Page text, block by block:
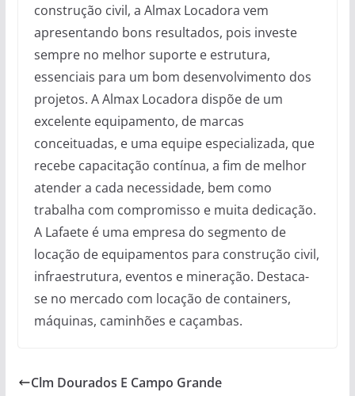
construção civil, a Almax Locadora vem
apresentando bons resultados, pois investe
sempre no melhor suporte e estrutura,
essenciais para um bom desenvolvimento dos
projetos. A Almax Locadora dispõe de um
excelente equipamento, de marcas
conceituadas, e uma equipe especializada, que
recebe capacitação contínua, a fim de melhor
atender a cada necessidade, bem como
trabalha com compromisso e muita dedicação.
A Lafaete é uma empresa do segmento de
locação de equipamentos para construção civil,
infraestrutura, eventos e mineração. Destaca-
se no mercado com locação de containers,
máquinas, caminhões e caçambas.
Clm Dourados E Campo Grande